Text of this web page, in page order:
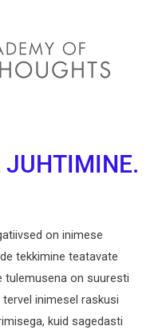
JUHTIMINE.
on inimese
tekkimine teatavate
on suuresti
inimesel raskusi
kuid sagedasti